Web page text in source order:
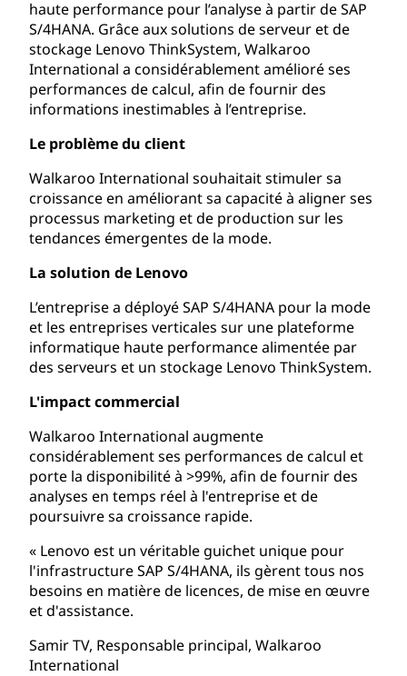
haute performance pour l’analyse à partir de SAP
S/4HANA. Grâce aux solutions de serveur et de
stockage Lenovo ThinkSystem, Walkaroo
International a considérablement amélioré ses
performances de calcul, afin de fournir des
informations inestimables à l’entreprise.
Le problème du client
Walkaroo International souhaitait stimuler sa
croissance en améliorant sa capacité à aligner ses
processus marketing et de production sur les
tendances émergentes de la mode.
La solution de Lenovo
L’entreprise a déployé SAP S/4HANA pour la mode
et les entreprises verticales sur une plateforme
informatique haute performance alimentée par
des serveurs et un stockage Lenovo ThinkSystem.
L'impact commercial
Walkaroo International augmente
considérablement ses performances de calcul et
porte la disponibilité à >99%, afin de fournir des
analyses en temps réel à l'entreprise et de
poursuivre sa croissance rapide.
« Lenovo est un véritable guichet unique pour
l'infrastructure SAP S/4HANA, ils gèrent tous nos
besoins en matière de licences, de mise en œuvre
et d'assistance.
Samir TV, Responsable principal, Walkaroo
International